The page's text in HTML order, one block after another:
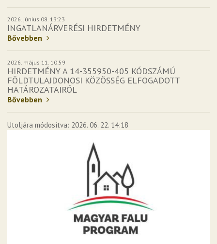
2026. június 08. 13:23
INGATLANÁRVERÉSI HIRDETMÉNY
Bővebben
2026. május 11. 10:59
HIRDETMÉNY A 14-355950-405 KÓDSZÁMÚ
FÖLDTULAJDONOSI KÖZÖSSÉG ELFOGADOTT
HATÁROZATAIRÓL
Bővebben
Utoljára módosítva: 2026. 06. 22. 14:18